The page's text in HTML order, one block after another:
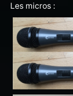
Les micros :